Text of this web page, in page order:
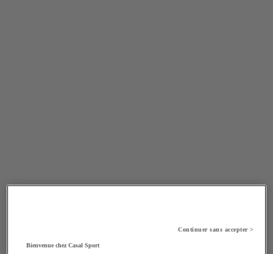
Continuer sans accepter >
Bienvenue chez Casal Sport